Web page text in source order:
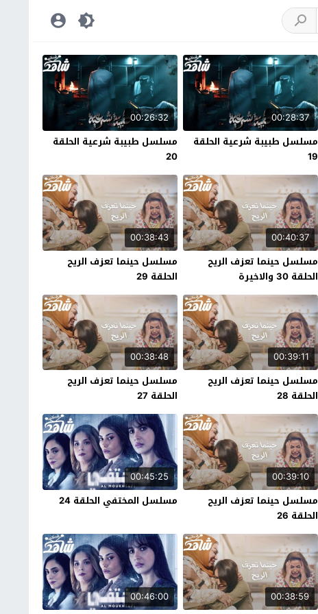
00:28:37
مسلسل طبيبة شرعية الحلقة
19
00:26:32
مسلسل طبيبة شرعية الحلقة
20
00:40:37
مسلسل حينما تعزف الريح
الحلقة 30 والاخيرة
00:38:43
مسلسل حينما تعزف الريح
الحلقة 29
00:39:11
مسلسل حينما تعزف الريح
الحلقة 28
00:38:48
مسلسل حينما تعزف الريح
الحلقة 27
00:39:10
مسلسل حينما تعزف الريح
الحلقة 26
00:45:25
مسلسل المختفي الحلقة 24
00:38:59
00:46:00